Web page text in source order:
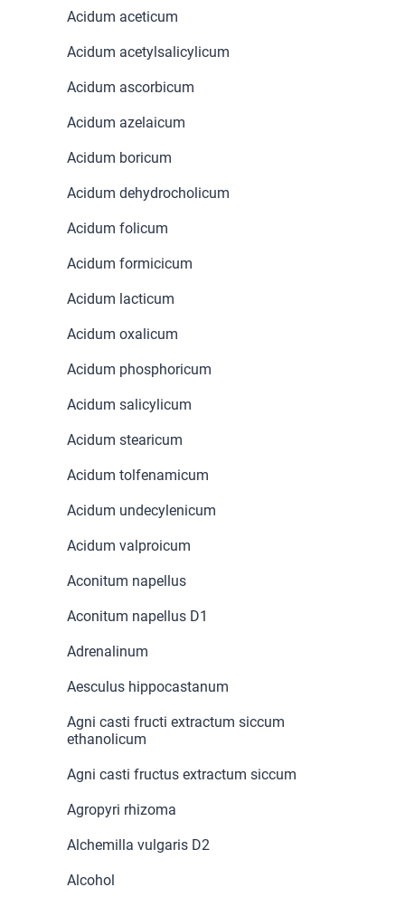
Grupy produktowe
Acidum aceticum
Acidum acetylsalicylicum
Acidum ascorbicum
Acidum azelaicum
Acidum boricum
Acidum dehydrocholicum
Acidum folicum
Acidum formicicum
Acidum lacticum
Acidum oxalicum
Acidum phosphoricum
Acidum salicylicum
Acidum stearicum
Acidum tolfenamicum
Acidum undecylenicum
Acidum valproicum
Aconitum napellus
Aconitum napellus D1
Adrenalinum
Aesculus hippocastanum
Agni casti fructi extractum siccum
ethanolicum
Agni casti fructus extractum siccum
Agropyri rhizoma
Alchemilla vulgaris D2
Alcohol